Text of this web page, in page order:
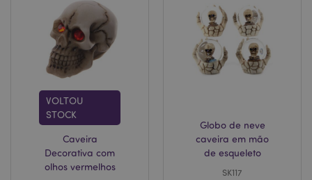
VOLTOU
STOCK
Caveira
Decorativa com
olhos vermelhos
Globo de neve
caveira em mão
de esqueleto
SK117
mage-messages
Adobe Inc.
www.puckator.pt